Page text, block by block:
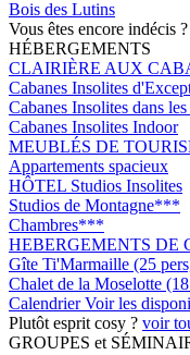
Bois des Lutins
Vous êtes encore indécis ?
HÉBERGEMENTS
CLAIRIÈRE AUX
Cabanes Insolites
Cabanes Insolites dans
Cabanes Insolites Indoor
MEUBLÉS DE
Appartements spacieux
HÔTEL Studios Insolites
Studios de Montagne***
Chambres***
HEBERGEMENTS DE
Gîte Ti'Marmaille (25
Chalet de la Moselotte
CalendrierVoir les
Plutôt esprit cosy ? voir
GROUPES et